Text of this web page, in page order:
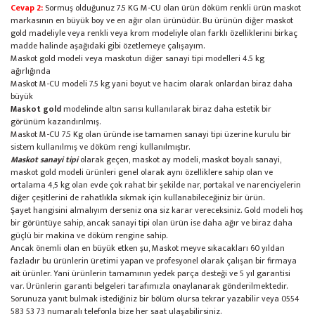
Cevap 2: Sormuş olduğunuz 7.5 KG M-CU olan ürün döküm renkli ürün maskot
markasının en büyük boy ve en ağır olan ürünüdür. Bu ürünün diğer maskot
gold madeliyle veya renkli veya krom modeliyle olan farklı özelliklerini birkaç
madde halinde aşağıdaki gibi özetlemeye çalışayım.
Maskot gold modeli veya maskotun diğer sanayi tipi modelleri 4.5 kg
ağırlığında
Maskot M-CU modeli 7.5 kg yani boyut ve hacim olarak onlardan biraz daha
büyük
Maskot goldmodelinde altın sarısı kullanılarak biraz daha estetik bir
görünüm kazandırılmış.
Maskot M-CU 7.5 Kg olan üründe ise tamamen sanayi tipi üzerine kurulu bir
sistem kullanılmış ve döküm rengi kullanılmıştır.
Maskot sanayi tipiolarak geçen, maskot ay modeli, maskot boyalı sanayi,
maskot gold modeli ürünleri genel olarak aynı özelliklere sahip olan ve
ortalama 4,5 kg olan evde çok rahat bir şekilde nar, portakal ve narenciyelerin
diğer çeşitlerini de rahatlıkla sıkmak için kullanabileceğiniz bir ürün.
Şayet hangisini almalıyım derseniz ona siz karar vereceksiniz. Gold modeli hoş
bir görüntüye sahip, ancak sanayi tipi olan ürün ise daha ağır ve biraz daha
güçlü bir makina ve döküm rengine sahip.
Ancak önemli olan en büyük etken şu, Maskot meyve sıkacakları 60 yıldan
fazladır bu ürünlerin üretimi yapan ve profesyonel olarak çalışan bir firmaya
ait ürünler. Yani ürünlerin tamamının yedek parça desteği ve 5 yıl garantisi
var. Ürünlerin garanti belgeleri tarafımızla onaylanarak gönderilmektedir.
Sorunuza yanıt bulmak istediğiniz bir bölüm olursa tekrar yazabilir veya 0554
583 53 73 numaralı telefonla bize her saat ulaşabilirsiniz.